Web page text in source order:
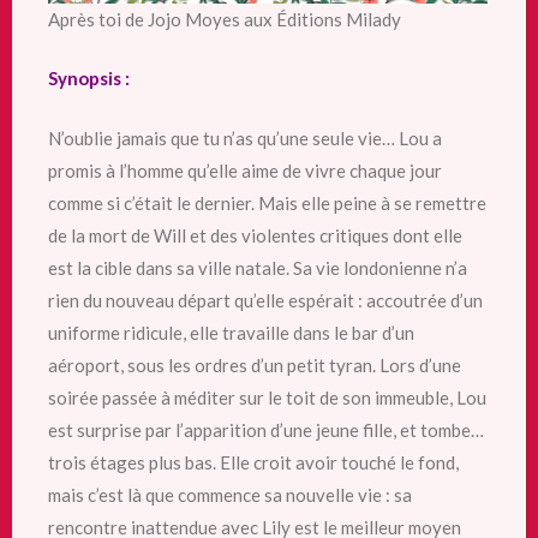
Après toi de Jojo Moyes aux Éditions Milady
Synopsis :
N’oublie jamais que tu n’as qu’une seule vie… Lou a
promis à l’homme qu’elle aime de vivre chaque jour
comme si c’était le dernier. Mais elle peine à se remettre
de la mort de Will et des violentes critiques dont elle
est la cible dans sa ville natale. Sa vie londonienne n’a
rien du nouveau départ qu’elle espérait : accoutrée d’un
uniforme ridicule, elle travaille dans le bar d’un
aéroport, sous les ordres d’un petit tyran. Lors d’une
soirée passée à méditer sur le toit de son immeuble, Lou
est surprise par l’apparition d’une jeune fille, et tombe…
trois étages plus bas. Elle croit avoir touché le fond,
mais c’est là que commence sa nouvelle vie : sa
rencontre inattendue avec Lily est le meilleur moyen